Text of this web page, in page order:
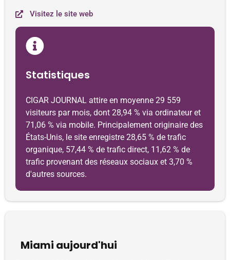
Visitez le site web
Statistiques
CIGAR JOURNAL attire en moyenne 29 559
visiteurs par mois, dont 28,94 % via ordinateur et
71,06 % via mobile. Principalement originaire des
États-Unis, le site enregistre 28,65 % de trafic
organique, 57,44 % de trafic direct, 11,62 % de
trafic provenant des réseaux sociaux et 3,70 %
d'autres sources.
Miami aujourd'hui